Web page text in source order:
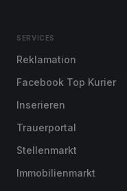
SERVICES
Reklamation
Facebook Top Kurier
Inserieren
Trauerportal
Stellenmarkt
Immobilienmarkt